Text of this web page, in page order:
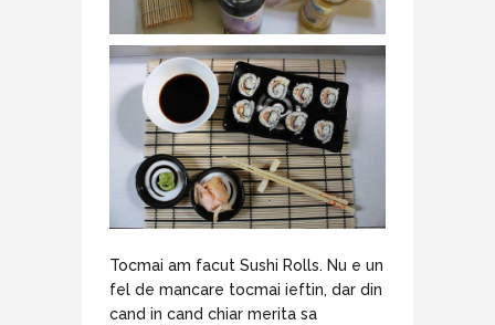
Tocmai am facut Sushi Rolls. Nu e un
fel de mancare tocmai ieftin, dar din
cand in cand chiar merita sa